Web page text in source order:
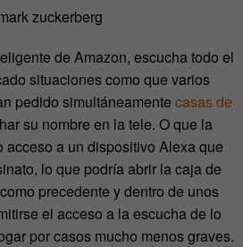
de Amazon, escucha todo el
situaciones como que varios
pedido simultáneamente casas de
su nombre en la tele. O que la
a un dispositivo Alexa que
lo que podría abrir la caja de
precedente y dentro de unos
el acceso a la escucha de lo
por casos mucho menos graves.